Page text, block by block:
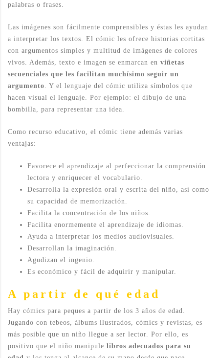
palabras o frases.
Las imágenes son fácilmente comprensibles y éstas les ayudan
a interpretar los textos. El cómic les ofrece historias cortitas
con argumentos simples y multitud de imágenes de colores
vivos. Además, texto e imagen se enmarcan en viñetas
secuenciales que les facilitan muchísimo seguir un
argumento . Y el lenguaje del cómic utiliza símbolos que
hacen visual el lenguaje. Por ejemplo: el dibujo de una
bombilla, para representar una idea.
Como recurso educativo, el cómic tiene además varias
ventajas:
Favorece el aprendizaje al perfeccionar la comprensión
lectora y enriquecer el vocabulario.
Desarrolla la expresión oral y escrita del niño, así como
su capacidad de memorización.
Facilita la concentración de los niños.
Facilita enormemente el aprendizaje de idiomas.
Ayuda a interpretar los medios audiovisuales.
Desarrollan la imaginación.
Agudizan el ingenio.
Es económico y fácil de adquirir y manipular.
A partir de qué edad
Hay cómics para peques a partir de los 3 años de edad.
Jugando con tebeos, álbums ilustrados, cómics y revistas, es
más posible que un niño llegue a ser lector. Por ello, es
positivo que el niño manipule libros adecuados para su